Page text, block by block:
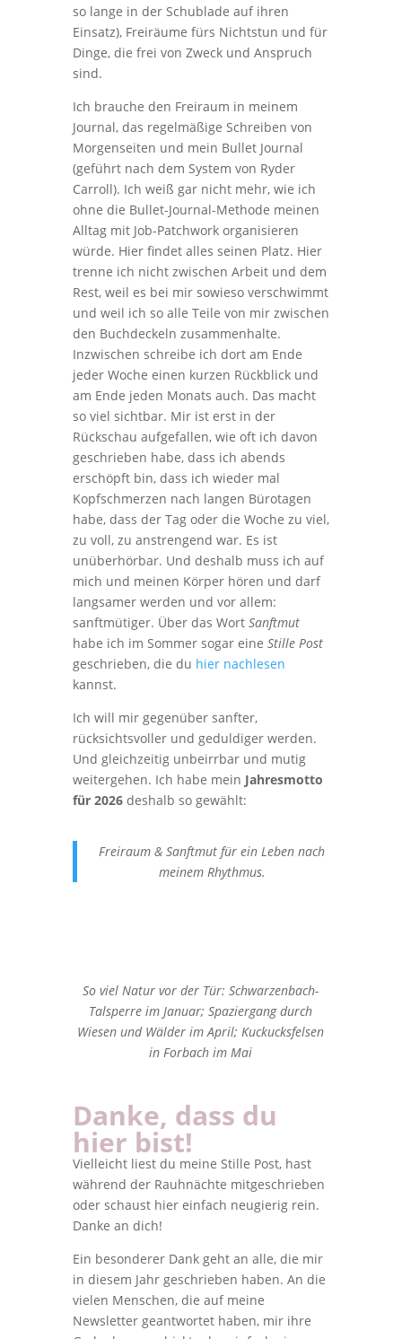
so lange in der Schublade auf ihren
Einsatz), Freiräume fürs Nichtstun und für
Dinge, die frei von Zweck und Anspruch
sind.
Ich brauche den Freiraum in meinem
Journal, das regelmäßige Schreiben von
Morgenseiten und mein Bullet Journal
(geführt nach dem System von Ryder
Carroll). Ich weiß gar nicht mehr, wie ich
ohne die Bullet-Journal-Methode meinen
Alltag mit Job-Patchwork organisieren
würde. Hier findet alles seinen Platz. Hier
trenne ich nicht zwischen Arbeit und dem
Rest, weil es bei mir sowieso verschwimmt
und weil ich so alle Teile von mir zwischen
den Buchdeckeln zusammenhalte.
Inzwischen schreibe ich dort am Ende
jeder Woche einen kurzen Rückblick und
am Ende jeden Monats auch. Das macht
so viel sichtbar. Mir ist erst in der
Rückschau aufgefallen, wie oft ich davon
geschrieben habe, dass ich abends
erschöpft bin, dass ich wieder mal
Kopfschmerzen nach langen Bürotagen
habe, dass der Tag oder die Woche zu viel,
zu voll, zu anstrengend war. Es ist
unüberhörbar. Und deshalb muss ich auf
mich und meinen Körper hören und darf
langsamer werden und vor allem:
sanftmütiger. Über das Wort Sanftmut
habe ich im Sommer sogar eine Stille Post
geschrieben, die du hier nachlesen
kannst.
Ich will mir gegenüber sanfter,
rücksichtsvoller und geduldiger werden.
Und gleichzeitig unbeirrbar und mutig
weitergehen. Ich habe mein Jahresmotto
für 2026deshalb so gewählt:
Freiraum & Sanftmut für ein Leben nach
meinem Rhythmus.
So viel Natur vor der Tür: Schwarzenbach-
Talsperre im Januar; Spaziergang durch
Wiesen und Wälder im April; Kuckucksfelsen
in Forbach im Mai
Danke, dass du
hier bist!
Vielleicht liest du meine Stille Post, hast
während der Rauhnächte mitgeschrieben
oder schaust hier einfach neugierig rein.
Danke an dich!
Ein besonderer Dank geht an alle, die mir
in diesem Jahr geschrieben haben. An die
vielen Menschen, die auf meine
Newsletter geantwortet haben, mir ihre